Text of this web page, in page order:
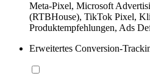
Meta-Pixel, Microsoft
(RTBHouse), TikTok Pixel,
Produktempfehlungen, Ads
Erweitertes Conversion-